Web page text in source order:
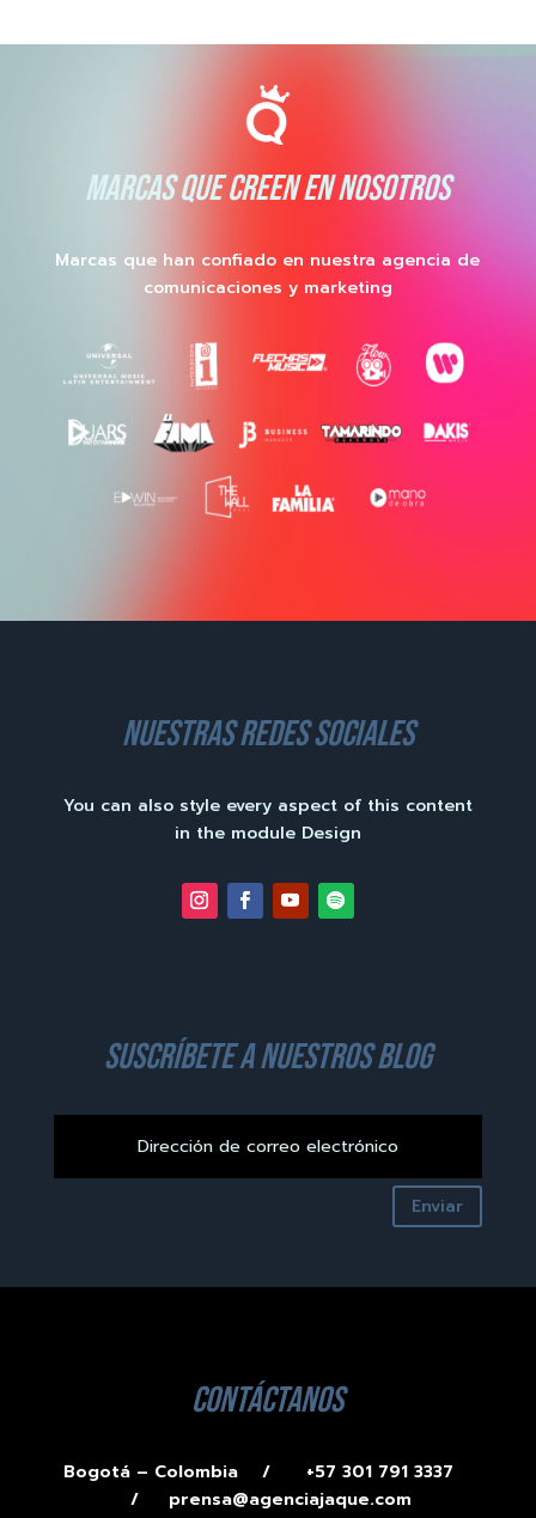
MARCAS QUE CREEN EN NOSOTROS
Marcas que han confiado en nuestra agencia de
comunicaciones y marketing
nuestras redes sociales
You can also style every aspect of this content
in the module Design
suscríbete a nuestros blog
Enviar
contáctanos
Bogotá – Colombia /
+57 301 791 3337
/ prensa@agenciajaque.com